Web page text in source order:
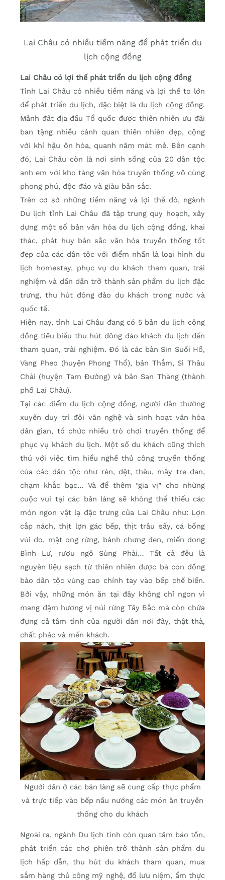
Lai Châu có nhiều tiềm năng để phát triển du
lịch cộng đồng
Lai Châu có lợi thế phát triển du lịch cộng đồng
Tỉnh Lai Châu có nhiều tiềm năng và lợi thế to lớn
để phát triển du lịch, đặc biệt là du lịch cộng đồng.
Mảnh đất địa đầu Tổ quốc được thiên nhiên ưu đãi
ban tặng nhiều cảnh quan thiên nhiên đẹp, cộng
với khí hậu ôn hòa, quanh năm mát mẻ. Bên cạnh
đó, Lai Châu còn là nơi sinh sống của 20 dân tộc
anh em với kho tàng văn hóa truyền thống vô cùng
phong phú, độc đáo và giàu bản sắc.
Trên cơ sở những tiềm năng và lợi thế đó, ngành
Du lịch tỉnh Lai Châu đã tập trung quy hoạch, xây
dựng một số bản văn hóa du lịch cộng đồng, khai
thác, phát huy bản sắc văn hóa truyền thống tốt
đẹp của các dân tộc với điểm nhấn là loại hình du
lịch homestay, phục vụ du khách tham quan, trải
nghiệm và dần dần trở thành sản phẩm du lịch đặc
trưng, thu hút đông đảo du khách trong nước và
quốc tế.
Hiện nay, tỉnh Lai Châu đang có 5 bản du lịch cộng
đồng tiêu biểu thu hút đông đảo khách du lịch đến
tham quan, trải nghiệm. Đó là các bản Sin Suối Hồ,
Vàng Pheo (huyện Phong Thổ), bản Thẳm, Sì Thâu
Chải (huyện Tam Đường) và bản San Thàng (thành
phố Lai Châu).
Tại các điểm du lịch cộng đồng, người dân thường
xuyên duy trì đội văn nghệ và sinh hoạt văn hóa
dân gian, tổ chức nhiều trò chơi truyền thống để
phục vụ khách du lịch. Một số du khách cũng thích
thú với việc tìm hiểu nghề thủ công truyền thống
của các dân tộc như rèn, dệt, thêu, mây tre đan,
chạm khắc bạc… Và để thêm “gia vị” cho những
cuộc vui tại các bản làng sẽ không thể thiếu các
món ngon vật lạ đặc trưng của Lai Châu như: Lợn
cắp nách, thịt lợn gác bếp, thịt trâu sấy, cá bống
vùi do, mật ong rừng, bánh chưng đen, miến dong
Bình Lư, rượu ngô Sùng Phài… Tất cả đều là
nguyên liệu sạch từ thiên nhiên được bà con đồng
bào dân tộc vùng cao chính tay vào bếp chế biến.
Bởi vậy, những món ăn tại đây không chỉ ngon vì
mang đậm hương vị núi rừng Tây Bắc mà còn chứa
đựng cả tâm tình của người dân nơi đây, thật thà,
chất phác và mến khách.
Người dân ở các bản làng sẽ cung cấp thực phẩm
và trực tiếp vào bếp nấu nướng các món ăn truyền
thống cho du khách
Ngoài ra, ngành Du lịch tỉnh còn quan tâm bảo tồn,
phát triển các chợ phiên trở thành sản phẩm du
lịch hấp dẫn, thu hút du khách tham quan, mua
sắm hàng thủ công mỹ nghệ, đồ lưu niệm, ẩm thực